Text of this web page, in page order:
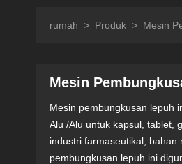
rumah > Produk > Mesin
Mesin
Mesin pembungkusan lepuh
Alu /Alu untuk kapsul, tablet,
industri farmaseutikal,
pembungkusan lepuh ini